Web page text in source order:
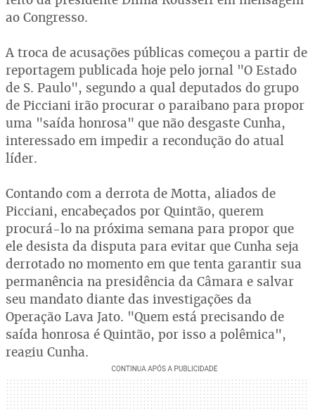
ao Congresso.
A troca de acusações públicas começou a partir de
reportagem publicada hoje pelo jornal "O Estado
de S. Paulo", segundo a qual deputados do grupo
de Picciani irão procurar o paraibano para propor
uma "saída honrosa" que não desgaste Cunha,
interessado em impedir a recondução do atual
líder.
Contando com a derrota de Motta, aliados de
Picciani, encabeçados por Quintão, querem
procurá-lo na próxima semana para propor que
ele desista da disputa para evitar que Cunha seja
derrotado no momento em que tenta garantir sua
permanência na presidência da Câmara e salvar
seu mandato diante das investigações da
Operação Lava Jato. "Quem está precisando de
saída honrosa é Quintão, por isso a polêmica",
reagiu Cunha.